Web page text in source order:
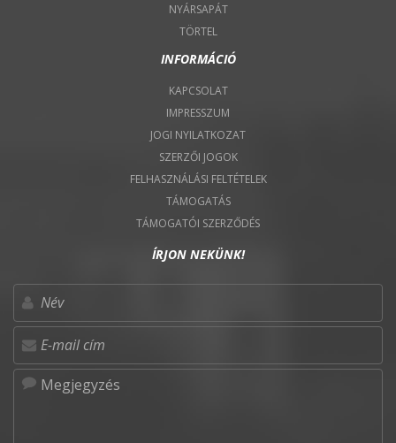
NYÁRSAPÁT
TÖRTEL
INFORMÁCIÓ
KAPCSOLAT
IMPRESSZUM
JOGI NYILATKOZAT
SZERZŐI JOGOK
FELHASZNÁLÁSI FELTÉTELEK
TÁMOGATÁS
TÁMOGATÓI SZERZŐDÉS
ÍRJON NEKÜNK!